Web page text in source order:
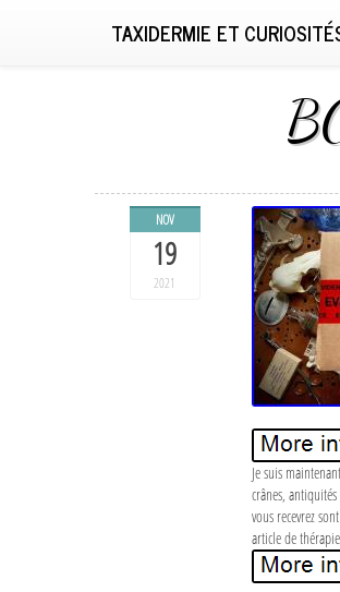
TAXIDERMIE ET
NOV
19
2021
Je suis
crânes,
vous recevrez
article de